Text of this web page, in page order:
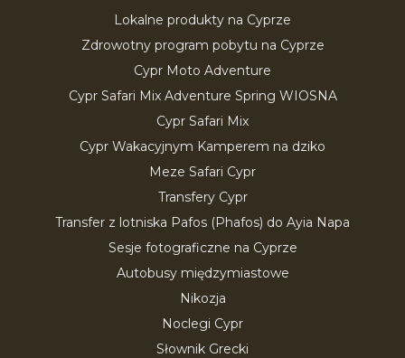
Lokalne produkty na Cyprze
Zdrowotny program pobytu na Cyprze
Cypr Moto Adventure
Cypr Safari Mix Adventure Spring WIOSNA
Cypr Safari Mix
Cypr Wakacyjnym Kamperem na dziko
Meze Safari Cypr
Transfery Cypr
Transfer z lotniska Pafos (Phafos) do Ayia Napa
Sesje fotograficzne na Cyprze
Autobusy międzymiastowe
Nikozja
Noclegi Cypr
Słownik Grecki